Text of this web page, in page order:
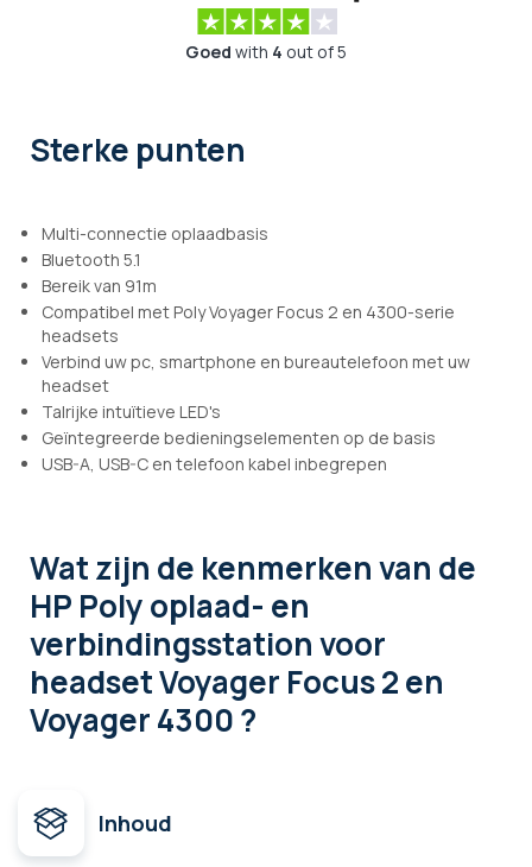
Goed with 4 out of 5
Sterke punten
Multi-connectie oplaadbasis
Bluetooth 5.1
Bereik van 91m
Compatibel met Poly Voyager Focus 2 en 4300-serie
headsets
Verbind uw pc, smartphone en bureautelefoon met uw
headset
Talrijke intuïtieve LED's
Geïntegreerde bedieningselementen op de basis
USB-A, USB-C en telefoon kabel inbegrepen
Wat zijn de kenmerkenvan de
HP Poly oplaad- en
verbindingsstation voor
headset Voyager Focus 2 en
Voyager 4300 ?
Inhoud